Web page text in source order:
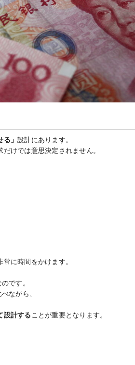
」 設計にあります。
けでは意思決定されません。
に時間をかけます。
のです。
ながら、
設計する ことが重要となります。